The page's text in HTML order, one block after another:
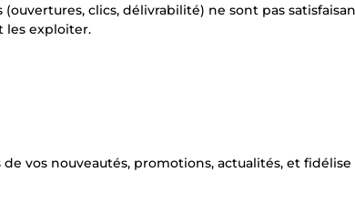
clics, délivrabilité) ne sont pas
les exploiter.
vos nouveautés, promotions, actualités, et